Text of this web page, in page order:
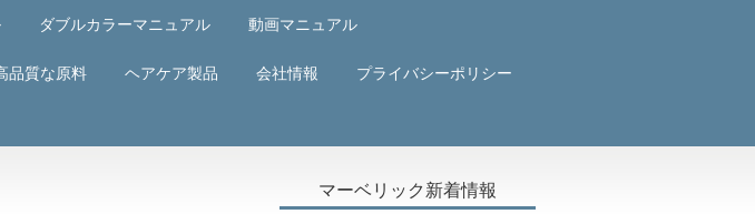
ダブルカラーマニュアル 動画マニュアル
品質な原料 ヘアケア製品 会社情報 プライバシーポリシー
マーベリック新着情報